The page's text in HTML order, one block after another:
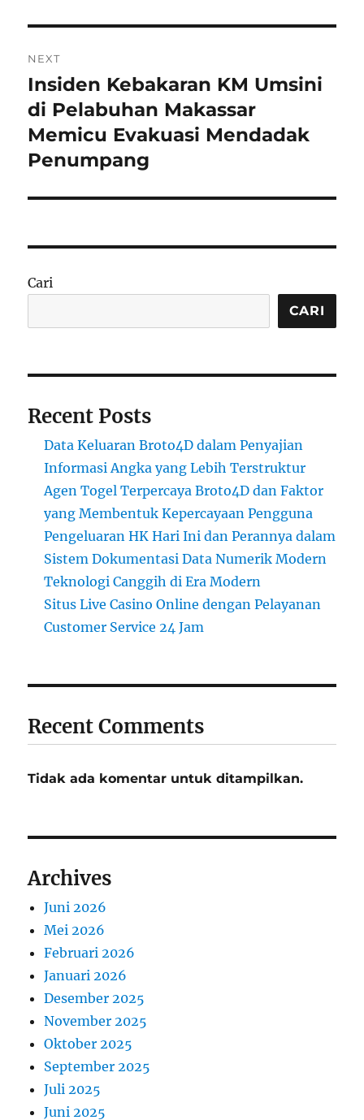
NEXT
Next
post:
Insiden Kebakaran KM Umsini
di Pelabuhan Makassar
Memicu Evakuasi Mendadak
Penumpang
Cari
CARI
Recent Posts
Data Keluaran Broto4D dalam Penyajian
Informasi Angka yang Lebih Terstruktur
Agen Togel Terpercaya Broto4D dan Faktor
yang Membentuk Kepercayaan Pengguna
Pengeluaran HK Hari Ini dan Perannya dalam
Sistem Dokumentasi Data Numerik Modern
Teknologi Canggih di Era Modern
Situs Live Casino Online dengan Pelayanan
Customer Service 24 Jam
Recent Comments
Tidak ada komentar untuk ditampilkan.
Archives
Juni 2026
Mei 2026
Februari 2026
Januari 2026
Desember 2025
November 2025
Oktober 2025
September 2025
Juli 2025
Juni 2025